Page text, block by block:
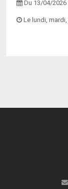
Du 13/04/
Le lundi,